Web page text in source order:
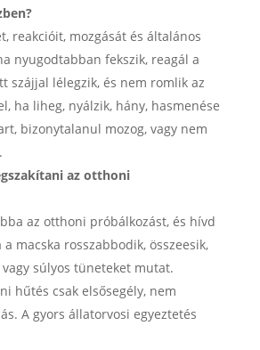
reakcióit, mozgását és általános
nyugodtabban fekszik, reagál a
szájjal lélegzik, és nem romlik az
ha liheg, nyálzik, hány, hasmenése
bizonytalanul mozog, vagy nem
az otthoni
az otthoni próbálkozást, és hívd
macska rosszabbodik, összeesik,
súlyos tüneteket mutat.
hűtés csak elsősegély, nem
A gyors állatorvosi egyeztetés